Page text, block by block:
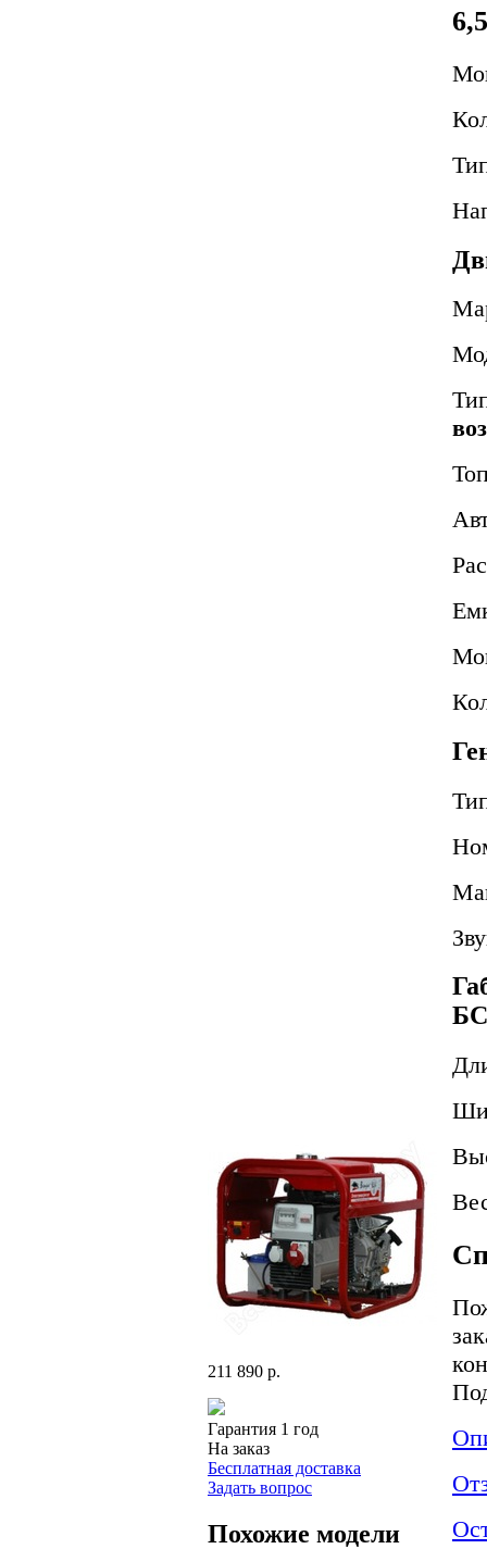
211 890 р.
Гарантия 1 год
На заказ
Бесплатная доставка
Задать вопрос
Похожие модели
БС